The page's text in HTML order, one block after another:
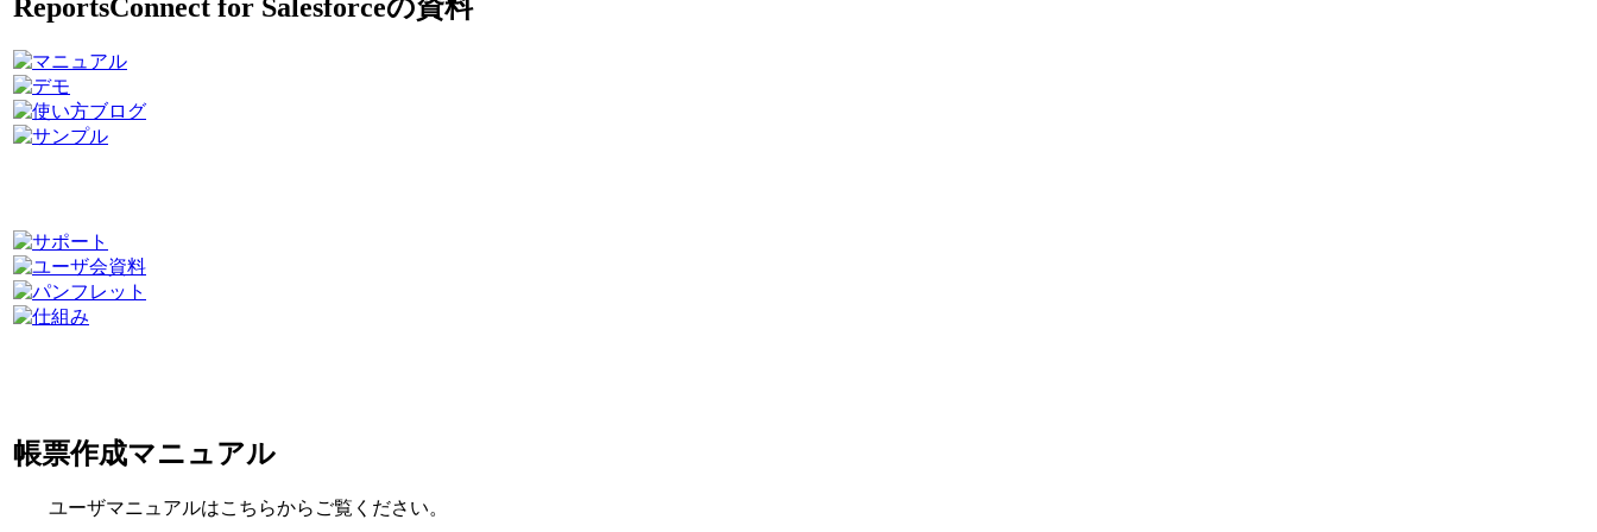
ReportsConnect for Salesforceの資料
帳票作成マニュアル
ユーザマニュアルはこちらからご覧ください。